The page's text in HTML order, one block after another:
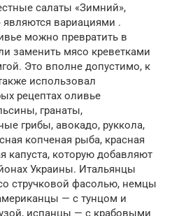
салаты «Зимний»,
вариациями .
можно превратить в
заменить мясо креветками
Это вполне допустимо, к
использовал
рецептах оливье
гранаты,
грибы, авокадо, руккола,
копченая рыба, красная
капуста, которую добавляют
Украины. Итальянцы
стручковой фасолью, немцы
— с тунцом и
испанцы — с крабовыми